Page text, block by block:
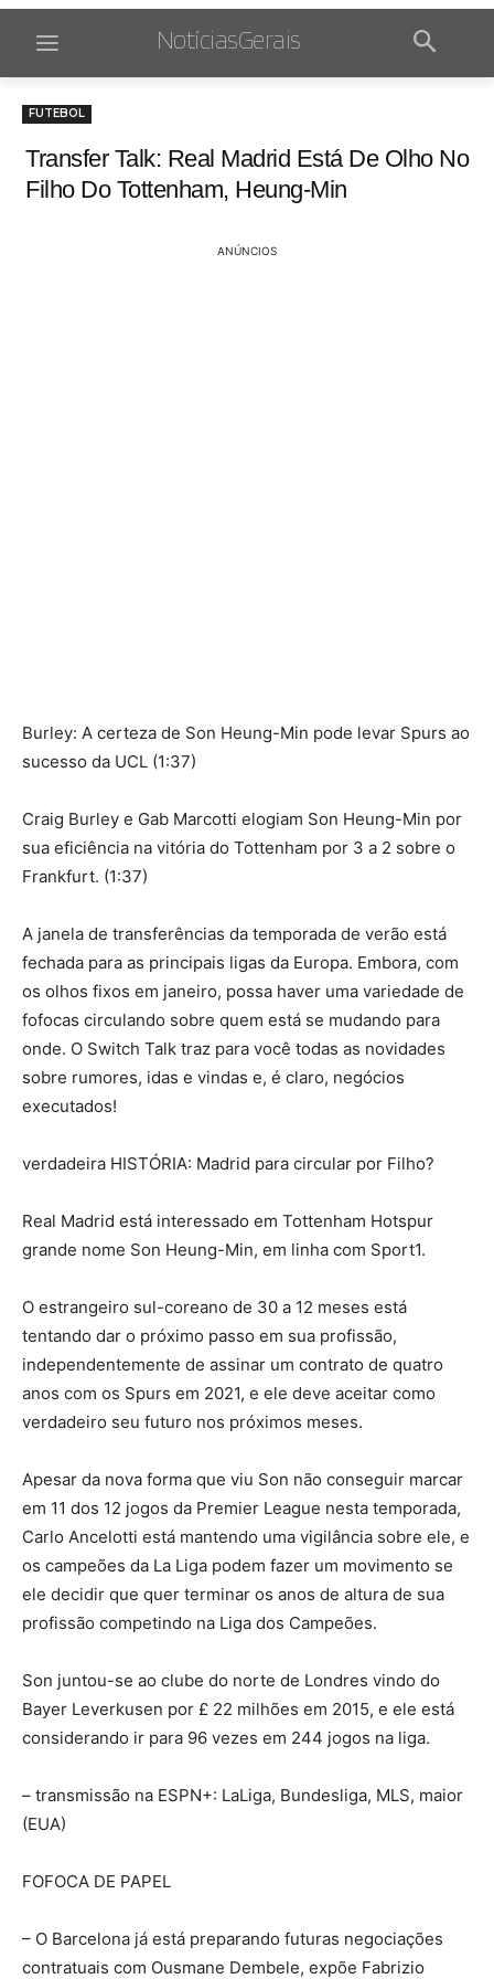
NotíciasGerais
FUTEBOL
Transfer Talk: Real Madrid Está De Olho No
Filho Do Tottenham, Heung-Min
ANÚNCIOS
Burley: A certeza de Son Heung-Min pode levar Spurs ao
sucesso da UCL (1:37)
Craig Burley e Gab Marcotti elogiam Son Heung-Min por
sua eficiência na vitória do Tottenham por 3 a 2 sobre o
Frankfurt. (1:37)
A janela de transferências da temporada de verão está
fechada para as principais ligas da Europa. Embora, com
os olhos fixos em janeiro, possa haver uma variedade de
fofocas circulando sobre quem está se mudando para
onde. O Switch Talk traz para você todas as novidades
sobre rumores, idas e vindas e, é claro, negócios
executados!
verdadeira HISTÓRIA: Madrid para circular por Filho?
Real Madrid está interessado em Tottenham Hotspur
grande nome Son Heung-Min, em linha com Sport1.
O estrangeiro sul-coreano de 30 a 12 meses está
tentando dar o próximo passo em sua profissão,
independentemente de assinar um contrato de quatro
anos com os Spurs em 2021, e ele deve aceitar como
verdadeiro seu futuro nos próximos meses.
Apesar da nova forma que viu Son não conseguir marcar
em 11 dos 12 jogos da Premier League nesta temporada,
Carlo Ancelotti está mantendo uma vigilância sobre ele, e
os campeões da La Liga podem fazer um movimento se
ele decidir que quer terminar os anos de altura de sua
profissão competindo na Liga dos Campeões.
Son juntou-se ao clube do norte de Londres vindo do
Bayer Leverkusen por £ 22 milhões em 2015, e ele está
considerando ir para 96 ​​vezes em 244 jogos na liga.
– transmissão na ESPN+: LaLiga, Bundesliga, MLS, maior
(EUA)
FOFOCA DE PAPEL
– O Barcelona já está preparando futuras negociações
contratuais com Ousmane Dembele, expõe Fabrizio